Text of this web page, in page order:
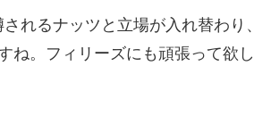
れるナッツと立場が入れ替わり、
ね。フィリーズにも頑張って欲し